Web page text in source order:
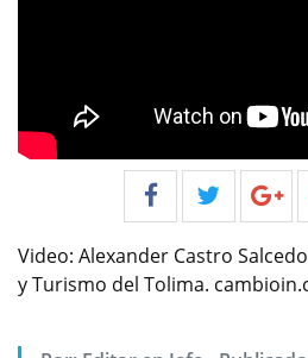
Video: Alexander Castro
y Turismo del Tolima.